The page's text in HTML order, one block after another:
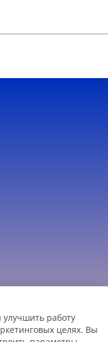
работу
целях. Вы